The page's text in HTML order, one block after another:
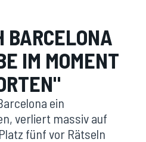
BARCELONA
IM MOMENT
ein
verliert massiv auf
fünf vor Rätseln